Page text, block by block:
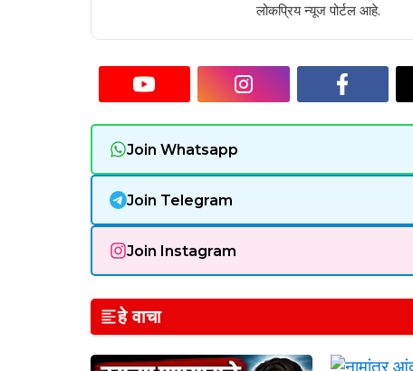
लोकप्रिय न्यूज पोर्टल आहे.
Join Whatsapp
Join Telegram
Join Instagram
हे वाचा